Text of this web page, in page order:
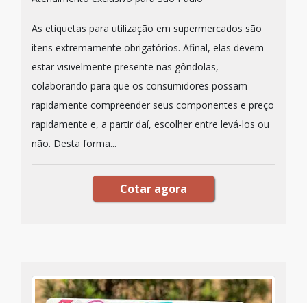
As etiquetas para utilização em supermercados são
itens extremamente obrigatórios. Afinal, elas devem
estar visivelmente presente nas gôndolas,
colaborando para que os consumidores possam
rapidamente compreender seus componentes e preço
rapidamente e, a partir daí, escolher entre levá-los ou
não. Desta forma...
Cotar agora